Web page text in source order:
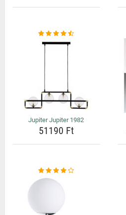
Jupiter Jupiter 1982
51190 Ft